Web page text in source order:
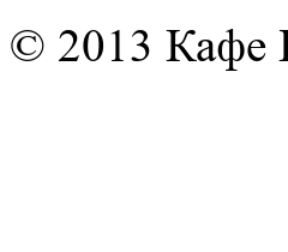
© 2013 Кафе